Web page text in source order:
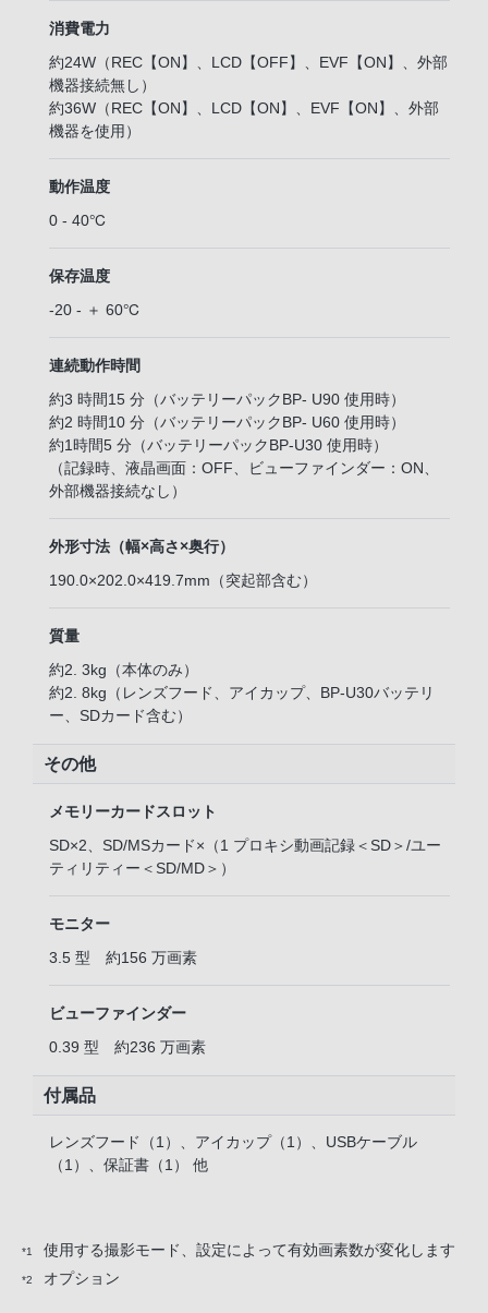
消費電力
約24W（REC【ON】、LCD【OFF】、EVF【ON】、外部
機器接続無し）
約36W（REC【ON】、LCD【ON】、EVF【ON】、外部
機器を使用）
動作温度
0 - 40℃
保存温度
-20 - ＋ 60℃
連続動作時間
約3 時間15 分（バッテリーパックBP- U90 使用時）
約2 時間10 分（バッテリーパックBP- U60 使用時）
約1時間5 分（バッテリーパックBP-U30 使用時）
（記録時、液晶画面：OFF、ビューファインダー：ON、
外部機器接続なし）
外形寸法（幅×高さ×奥行）
190.0×202.0×419.7mm（突起部含む）
質量
約2. 3kg（本体のみ）
約2. 8kg（レンズフード、アイカップ、BP-U30バッテリ
ー、SDカード含む）
その他
メモリーカードスロット
SD×2、SD/MSカード×（1 プロキシ動画記録＜SD＞/ユー
ティリティー＜SD/MD＞）
モニター
3.5 型 約156 万画素
ビューファインダー
0.39 型 約236 万画素
付属品
レンズフード（1）、アイカップ（1）、USBケーブル
（1）、保証書（1） 他
*1 使用する撮影モード、設定によって有効画素数が変化します
*2 オプション